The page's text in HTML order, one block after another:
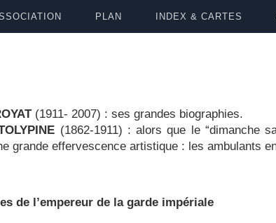
PLAN INDEX & CARTES
(1911- 2007) : ses grandes biographies.
(1862-1911) : alors que le “dimanche
grande effervescence artistique : les ambulants
de l’empereur de la garde impériale